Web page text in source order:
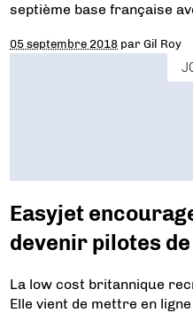
septième base française
05 septembre 2018 parGil Roy
Easyjet
devenir pilotes
La low cost britannique
Elle vient de mettre en